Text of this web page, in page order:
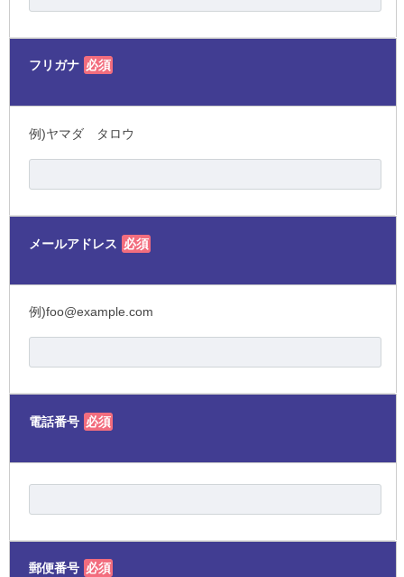
フリガナ 必須
例)ヤマダ タロウ
メールアドレス 必須
例)foo@example.com
電話番号 必須
郵便番号 必須